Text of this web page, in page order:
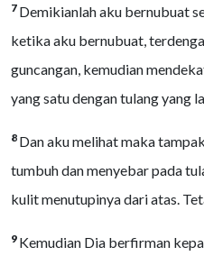
7 Demikianlah aku bernubuat
ketika aku bernubuat,
guncangan, kemudian
yang satu dengan tulang yang
8 Dan aku melihat maka
tumbuh dan menyebar pada
kulit menutupinya dari atas.
9 Kemudian Dia berfirman